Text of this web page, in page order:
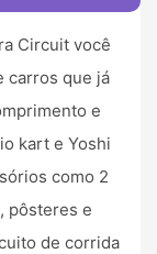
Circuit você
carros que já
e
kart e Yoshi
como 2
pôsteres e
de corrida